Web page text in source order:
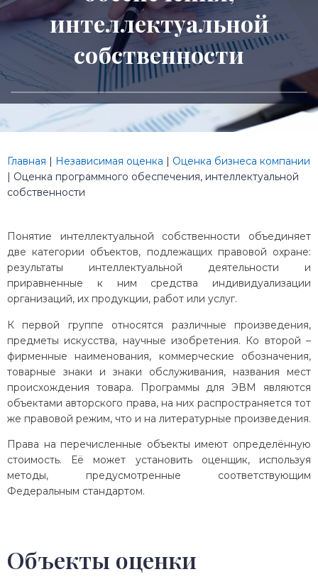
интеллектуальной
собственности
Главная | Независимая оценка | Оценка бизнеса компании
| Оценка программного обеспечения, интеллектуальной
собственности
Понятие интеллектуальной собственности объединяет
две категории объектов, подлежащих правовой охране:
результаты интеллектуальной деятельности и
приравненные к ним средства индивидуализации
организаций, их продукции, работ или услуг.
К первой группе относятся различные произведения,
предметы искусства, научные изобретения. Ко второй –
фирменные наименования, коммерческие обозначения,
товарные знаки и знаки обслуживания, названия мест
происхождения товара. Программы для ЭВМ являются
объектами авторского права, на них распространяется тот
же правовой режим, что и на литературные произведения.
Права на перечисленные объекты имеют определённую
стоимость. Её может установить оценщик, используя
методы, предусмотренные соответствующим
Федеральным стандартом.
Объекты оценки